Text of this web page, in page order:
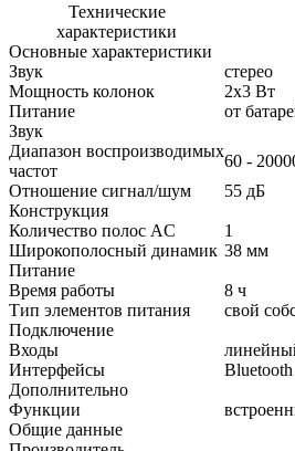
Технические
характеристики
Основные характеристики
Звук
стерео
Мощность колонок
2x3 Вт
Питание
от
Звук
Диапазон воспроизводимых
частот
60 -
Отношение сигнал/шум
55 дБ
Конструкция
Количество полос AC
1
Широкополосный динамик 38 мм
Питание
Время работы
8 ч
Тип элементов питания
свой
Подключение
Входы
Интерфейсы
Bluetooth
Дополнительно
Функции
Общие данные